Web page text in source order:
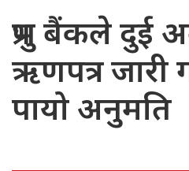
प्रभु बैंकले दुई
ऋणपत्र जारी
पायो अनुमति